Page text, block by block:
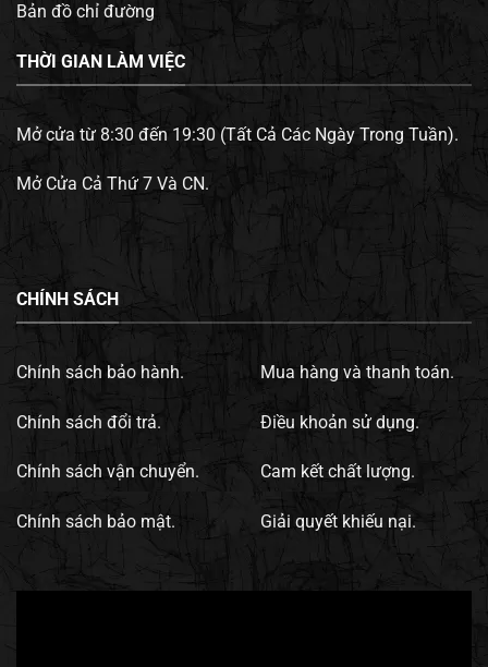
Bản đồ chỉ đường
THỜI GIAN LÀM VIỆC
Mở cửa từ 8:30 đến 19:30 (Tất Cả Các Ngày Trong Tuần).
Mở Cửa Cả Thứ 7 Và CN.
CHÍNH SÁCH
Chính sách bảo hành.
Chính sách đổi trả.
Chính sách vận chuyển.
Chính sách bảo mật.
Mua hàng và thanh toán.
Điều khoản sử dụng.
Cam kết chất lượng.
Giải quyết khiếu nại.